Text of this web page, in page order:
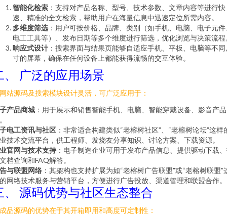
智能化检索 ：支持对产品名称、型号、技术参数、文章内容等进行快
速、精准的全文检索，帮助用户在海量信息中迅速定位所需内容。
多维度筛选：用户可按价格、品牌、类别（如手机、电脑、电子元件
电工工具等）、发布日期等多个维度进行筛选，优化浏览与决策流程
响应式设计 ：搜索界面与结果页能够自适应手机、平板、电脑等不同
寸的屏幕，确保在任何设备上都能获得流畅的交互体验。
、 广泛的应用场景
站源码及搜索模块设计灵活，可广泛应用于：
产品商城 ：用于展示和销售智能手机、电脑、智能穿戴设备、影音产品
电工资讯与社区 ：非常适合构建类似“老榕树社区”、“老榕树论坛”这样
技术交流平台，供工程师、发烧友分享知识、讨论方案、下载资源。
官网与技术支持 ：电子制造企业可用于发布产品信息、提供驱动下载
档查询和FAQ解答。
与联盟网络 ：其架构也支持扩展为如“老榕树广告联盟”或“老榕树联盟”
网络技术服务与营销平台，方便进行广告投放、渠道管理和联盟合作。
、 源码优势与社区生态整合
品源码的优势在于其开箱即用和高度可定制性：